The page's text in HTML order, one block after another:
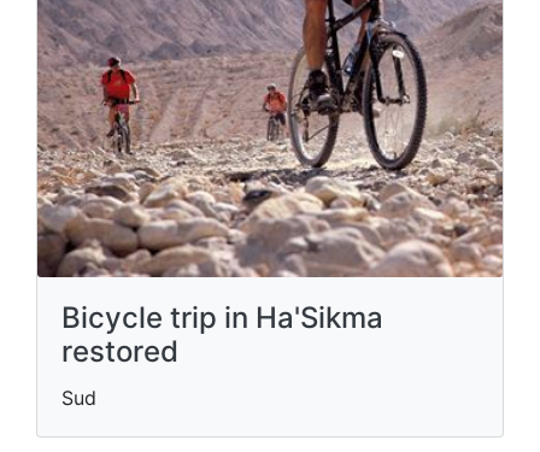
Bicycle trip in Ha'Sikma
restored
Sud